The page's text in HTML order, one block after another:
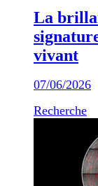
La
vivant
07/06/2026
Recherche